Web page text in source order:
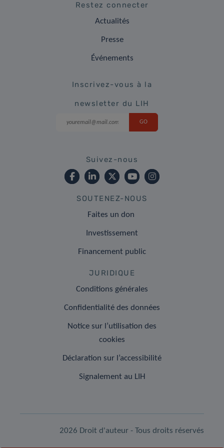
Restez connecter
Actualités
Presse
Événements
Inscrivez-vous à la
newsletter du LIH
Suivez-nous
SOUTENEZ-NOUS
Faites un don
Investissement
Financement public
JURIDIQUE
Conditions générales
Confidentialité des données
Notice sur l’utilisation des
cookies
Déclaration sur l’accessibilité
Signalement au LIH
2026 Droit d'auteur - Tous droits réservés